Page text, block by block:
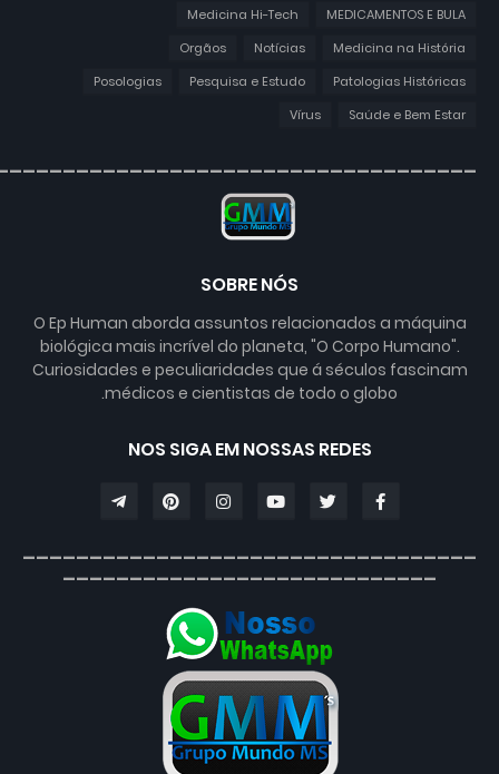
MEDICAMENTOS E BULA
Medicina Hi-Tech
Medicina na História
Notícias
Orgãos
Patologias Históricas
Pesquisa e Estudo
Posologias
Saúde e Bem Estar
Vírus
SOBRE NÓS
O Ep Human aborda assuntos relacionados a máquina
biológica mais incrível do planeta, "O Corpo Humano".
Curiosidades e peculiaridades que á séculos fascinam
médicos e cientistas de todo o globo.
NOS SIGA EM NOSSAS REDES
__________________________________
____________________________